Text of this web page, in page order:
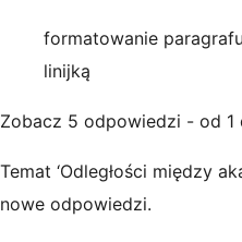
formatowanie
linijką
Zobacz 5 odpowiedzi - od 1
Temat ‘Odległości między
nowe odpowiedzi.